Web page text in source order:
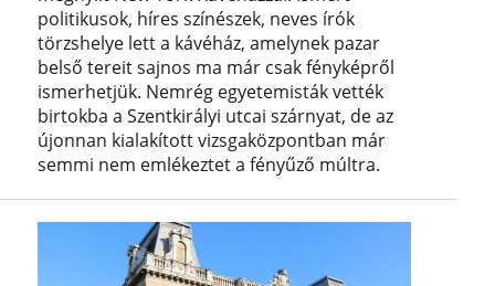
politikusok, híres színészek, neves írók
törzshelye lett a kávéház, amelynek pazar
belső tereit sajnos ma már csak fényképről
ismerhetjük. Nemrég egyetemisták vették
birtokba a Szentkirályi utcai szárnyat, de az
újonnan kialakított vizsgaközpontban már
semmi nem emlékeztet a fényűző múltra.